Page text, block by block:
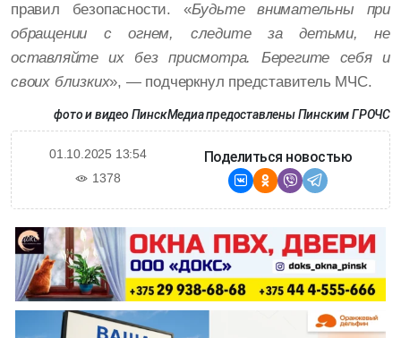
правил безопасности. «Будьте внимательны при
обращении с огнем, следите за детьми, не
оставляйте их без присмотра. Берегите себя и
своих близких», — подчеркнул представитель МЧС.
фото и видео ПинскМедиа предоставлены Пинским ГРОЧС
01.10.2025 13:54
1378
Поделиться новостью